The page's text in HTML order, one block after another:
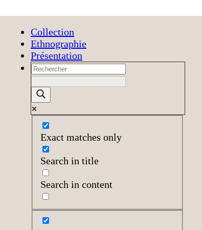
Collection
Ethnographie
Présentation
Exact matches only
Search in title
Search in content